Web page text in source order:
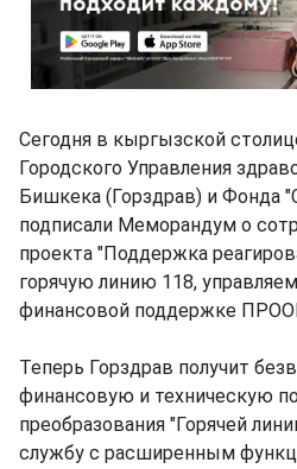
Сегодня в кыргызской
Городского Управления
Бишкека (Горздрав) и Фонда
подписали Меморандум о
проекта "Поддержка
горячую линию 118,
финансовой поддержке
Теперь Горздрав получит
финансовую и техническую
преобразования "Горячей
службу с расширенным